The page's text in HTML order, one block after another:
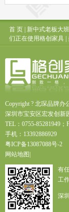
首 页| 新中式老板大
们正在使用格创家具|
Copyright ? 北琛品牌办
深圳市宝安区宏发创新
TEL：0755-85281949；
手机：13392886929
粤ICP备13087088号-2
网站地图|
有
工
深